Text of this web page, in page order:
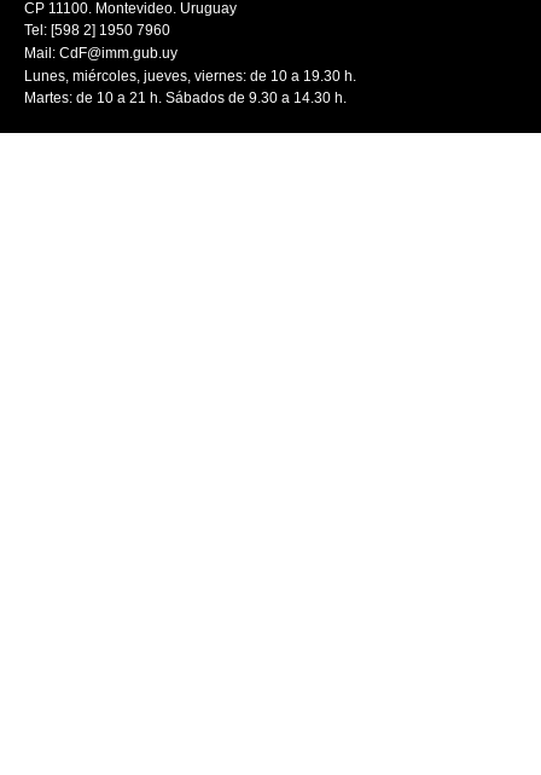
CP 11100. Montevideo. Uruguay
Tel: [598 2] 1950 7960
Mail: CdF@imm.gub.uy
Lunes, miércoles, jueves, viernes: de 10 a 19.30 h.
Martes: de 10 a 21 h. Sábados de 9.30 a 14.30 h.